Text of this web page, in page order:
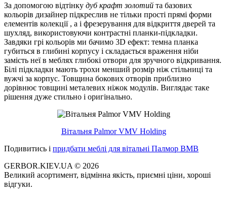
За допомогою відтінку дуб крафт золотий та базових
кольорів дизайнер підкреслив не тільки прості прямі форми
елементів колекції , а і фрезерування для відкриття дверей та
шухляд, використовуючи контрастні планки-підкладки.
Завдяки грі кольорів ми бачимо 3D ефект: темна планка
губиться в глибині корпусу і складається враження ніби
замість неї в меблях глибокі отвори для зручного відкривання.
Білі підкладки мають трохи менший розмір ніж стільниці та
вужчі за корпус. Товщина бокових отворів приблизно
дорівнює товщині металевих ніжок модулів. Виглядає таке
рішення дуже стильно і оригінально.
Вітальня Palmor VMV Holding
Подивитись і придбати меблі для вітальні Палмор ВМВ
GERBOR.KIEV.UA © 2026
Великий асортимент, відмінна якість, приємні ціни, хороші
відгуки.